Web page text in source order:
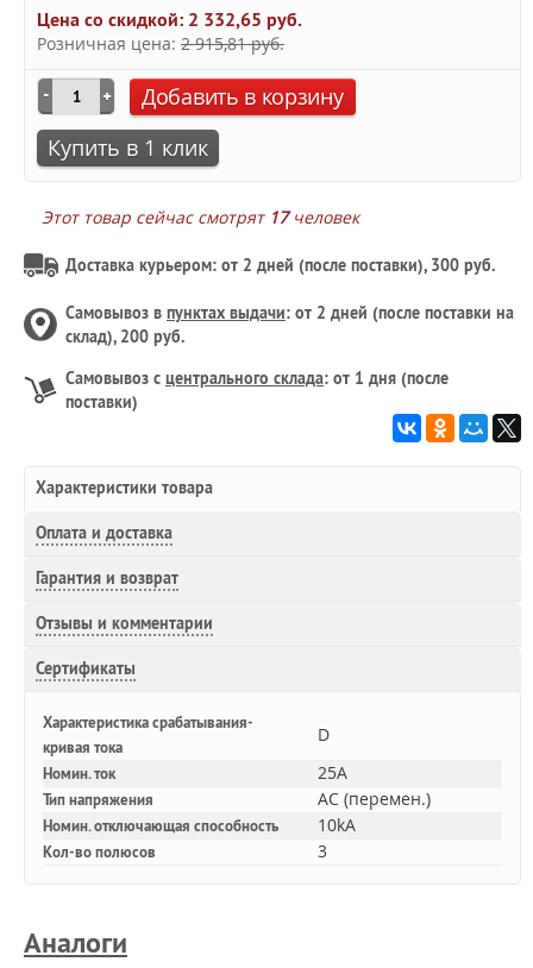
Цена со скидкой: 2 332,65 руб.
Розничная цена: 2 915,81 руб.
Добавить в корзину
Купить в 1 клик
Этот товар сейчас смотрят 17человек
Доставка курьером: от 2 дней (после поставки), 300 руб.
Самовывоз в пунктах выдачи: от 2 дней (после поставки на
склад), 200 руб.
Самовывоз с центрального склада: от 1 дня (после
поставки)
Характеристики товара
Оплата и доставка
Гарантия и возврат
Отзывы и комментарии
Сертификаты
Характеристика срабатывания-
кривая тока
D
Номин. ток 25A
Тип напряжения AC (перемен.)
Номин. отключающая способность 10kA
Кол-во полюсов 3
Аналоги